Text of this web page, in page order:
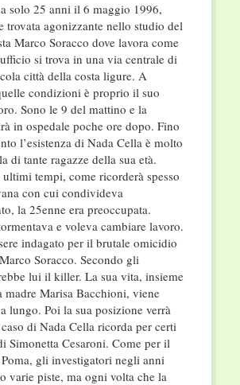
solo 25 anni il 6 maggio 1996,
trovata agonizzante nello studio del
Marco Soracco dove lavora come
si trova in una via centrale di
città della costa ligure. A
condizioni è proprio il suo
Sono le 9 del mattino e la
in ospedale poche ore dopo. Fino
l’esistenza di Nada Cella è molto
di tante ragazze della sua età.
tempi, come ricorderà spesso
con cui condivideva
la 25enne era preoccupata.
e voleva cambiare lavoro.
indagato per il brutale omicidio
Soracco. Secondo gli
lui il killer. La sua vita, insieme
madre Marisa Bacchioni, viene
lungo. Poi la sua posizione verrà
di Nada Cella ricorda per certi
Simonetta Cesaroni. Come per il
gli investigatori negli anni
varie piste, ma ogni volta che la